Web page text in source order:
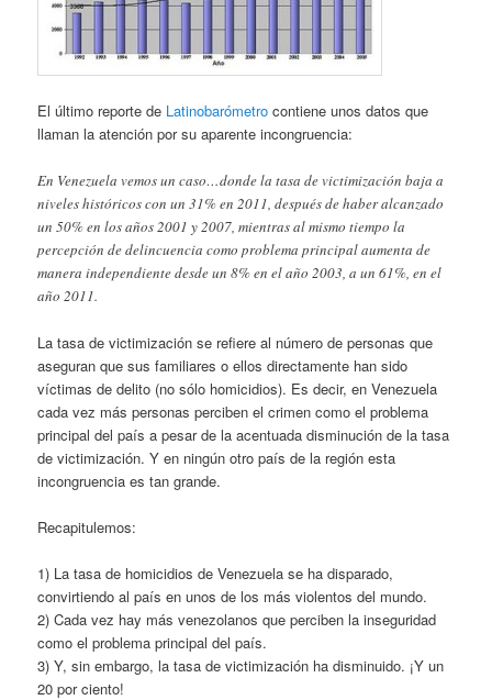
El último reporte de Latinobarómetro contiene unos datos que
llaman la atención por su aparente incongruencia:
En Venezuela vemos un caso…donde la tasa de victimización baja a
niveles históricos con un 31% en 2011, después de haber alcanzado
un 50% en los años 2001 y 2007, mientras al mismo tiempo la
percepción de delincuencia como problema principal aumenta de
manera independiente desde un 8% en el año 2003, a un 61%, en el
año 2011.
La tasa de victimización se refiere al número de personas que
aseguran que sus familiares o ellos directamente han sido
víctimas de delito (no sólo homicidios). Es decir, en Venezuela
cada vez más personas perciben el crimen como el problema
principal del país a pesar de la acentuada disminución de la tasa
de victimización. Y en ningún otro país de la región esta
incongruencia es tan grande.
Recapitulemos:
1) La tasa de homicidios de Venezuela se ha disparado,
convirtiendo al país en unos de los más violentos del mundo.
2) Cada vez hay más venezolanos que perciben la inseguridad
como el problema principal del país.
3) Y, sin embargo, la tasa de victimización ha disminuido. ¡Y un
20 por ciento!